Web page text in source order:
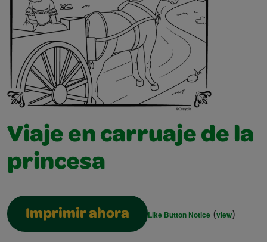
Viaje en carruaje de la
princesa
Imprimir ahora Like Button Notice (view)